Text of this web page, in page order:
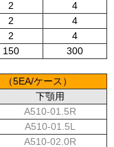
2
4
2
4
2
4
150 300
ケース）
下顎用
A510-01.5R
A510-01.5L
A510-02.0R